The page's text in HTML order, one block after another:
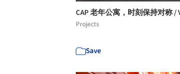
CAP 老年公寓，时刻保持对称 /
Projects
Save